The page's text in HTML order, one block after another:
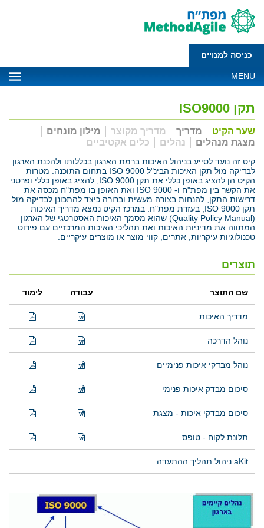
כניסה למנויים
MENU
תקן ISO9000
שער הקיט מדריך מדריך מקוצר
מילון מונחים
מצגת מנהלים
נהלים כלים אקטיביים
קיט זה נועד לסייע בניהול האיכות ברמת הארגון בכללותו ולהכנת הארגון
לבדיקה מול תקן האיכות הבינ"ל ISO 9000 בתחום התוכנה. מטרות
הקיט הן להציג באופן כללי את תקן ISO 9000, להציג באופן כללי ופרטני
את הקשר בין מפת"ח ו- ISO 9000 ואת האופן בו מפת"ח מכסה את
דרישות התקן, להנחות בצורה מעשית וברורה כיצד להתכונן לבדיקה מול
תקן ISO 9000, בעזרת מפת"ח. במרכז הקיט נמצא מדריך האיכות
(Quality Policy Manual) שהוא מסמך האיכות האסטרטגי של הארגון
המתווה את מדיניות האיכות ואת תהליכי האיכות המרכזיים עם פירוט
טכנולוגיות עיקריות, אתרים, קווי מוצר או מוצרים עיקריים.
תוצרים
שם התוצר עבודה לימוד
מדריך האיכות
נוהל הדרכה
נוהל מבדקי איכות פנימיים
סיכום מבדק איכות פנימי
סיכום מבדקי איכות - מצגת
תלונת לקוח - טופס
aKit ניהול תהליך ההתעדה